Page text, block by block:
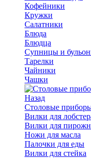
Кофейники
Кружки
Салатники
Блюда
Блюдца
Супницы и
Тарелки
Чайники
Чашки
Назад
Cтоловые
Вилки для
Вилки для
Ножи для масла
Палочки для еды
Вилки для стейка